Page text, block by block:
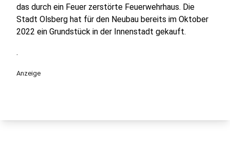
das durch ein Feuer zerstörte Feuerwehrhaus. Die
Stadt Olsberg hat für den Neubau bereits im Oktober
2022 ein Grundstück in der Innenstadt gekauft.
.
Anzeige